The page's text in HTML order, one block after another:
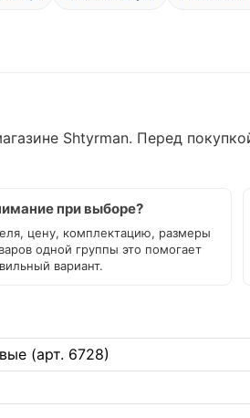
Shtyrman. Перед
при выборе?
цену, комплектацию, размеры
одной группы это помогает
вариант.
(арт. 6728)